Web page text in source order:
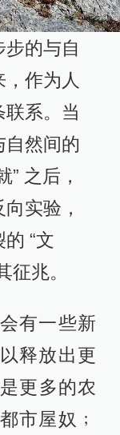
的与自
作为人
系。当
自然间的
之后，
实验，
“文
兆。
有一些新
释放出更
更多的农
市屋奴﹔